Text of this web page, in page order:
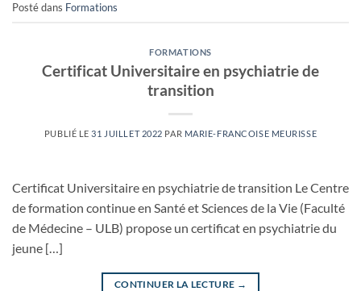
Posté dans Formations
FORMATIONS
Certificat Universitaire en psychiatrie de
transition
PUBLIÉ LE31 JUILLET 2022 PAR MARIE-FRANCOISE MEURISSE
Certificat Universitaire en psychiatrie de transition Le Centre
de formation continue en Santé et Sciences de la Vie (Faculté
de Médecine – ULB) propose un certificat en psychiatrie du
jeune […]
CONTINUER LA LECTURE →